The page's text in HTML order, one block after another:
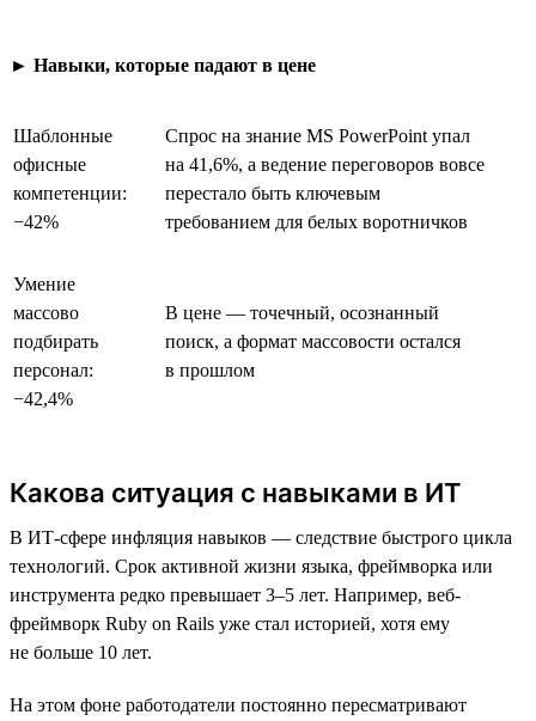
► Навыки, которые падают в цене
Шаблонные
офисные
компетенции:
−42%
Спрос на знание MS PowerPoint упал
на 41,6%, а ведение переговоров вовсе
перестало быть ключевым
требованием для белых воротничков
Умение
массово
подбирать
персонал:
−42,4%
В цене — точечный, осознанный
поиск, а формат массовости остался
в прошлом
Какова ситуация с навыками в ИТ
В ИТ-сфере инфляция навыков — следствие быстрого цикла
технологий. Срок активной жизни языка, фреймворка или
инструмента редко превышает 3–5 лет. Например, веб-
фреймворк Ruby on Rails уже стал историей, хотя ему
не больше 10 лет.
На этом фоне работодатели постоянно пересматривают